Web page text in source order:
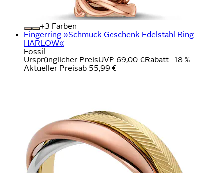
+
Farben
Fingerring »Schmuck Geschenk Edelstahl Ring
HARLOW«
Fossil
Ursprünglicher PreisUVP 69,00 €Rabatt- 18 %
Aktueller Preisab 55,99 €